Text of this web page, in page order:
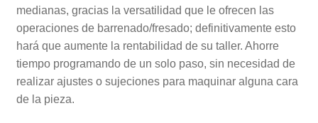
medianas, gracias la versatilidad que le ofrecen las
operaciones de barrenado/fresado; definitivamente esto
hará que aumente la rentabilidad de su taller. Ahorre
tiempo programando de un solo paso, sin necesidad de
realizar ajustes o sujeciones para maquinar alguna cara
de la pieza.